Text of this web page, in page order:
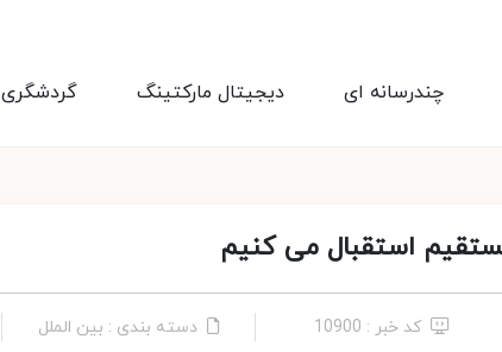
گردشگری دیجیتال مارکتینگ چندرسانه ای
استقبال می کنیم
کد خبر : 10900 دسته بندی : بین الملل